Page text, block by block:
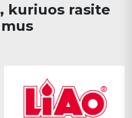
kuriuos rasite